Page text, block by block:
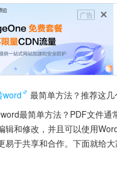
广告
word
最简单方法？推荐这
最简单方法？PDF文件通
辑和修改，并且可以使用
易于共享和合作。下面就给大